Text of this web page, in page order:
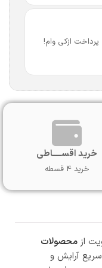
پرداخت ازکی وام!
خرید اقســـــاطی
خرید 4 قسطه
از محصولات
آرایش و